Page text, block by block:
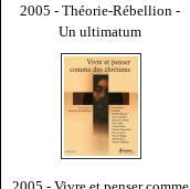
2005 - Théorie-Rébellion -
Un ultimatum